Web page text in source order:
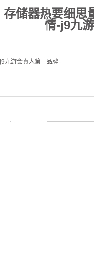
存储器热要细思
情-j9九
j9九游会真人第一品牌